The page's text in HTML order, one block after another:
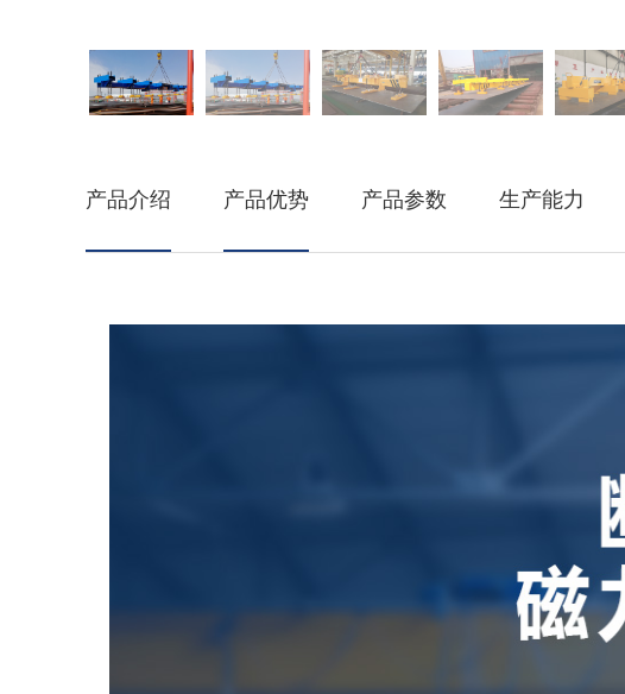
产品介绍 产品优势 产品参数 生产能力